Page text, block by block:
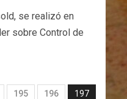
se realizó en
sobre Control de
195 196
197